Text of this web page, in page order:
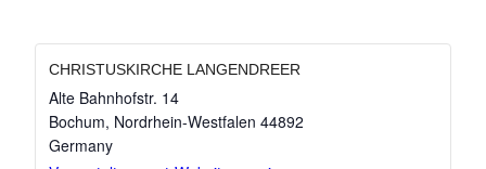
CHRISTUSKIRCHE LANGENDREER
Alte Bahnhofstr. 14
Bochum, Nordrhein-Westfalen 44892
Germany